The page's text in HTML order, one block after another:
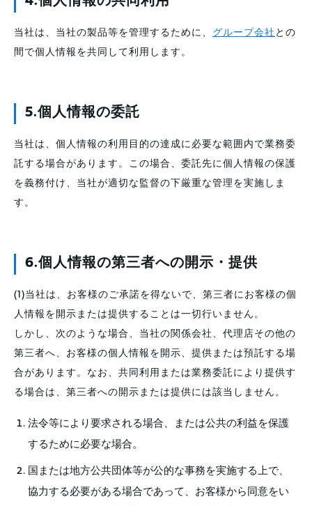
当社は、当社の製品等を管理するために、 グループ会社 との
間で個人情報を共同して利用します。
5.個人情報の委託
当社は、個人情報の利用目的の達成に必要な範囲内で業務委
託する場合があります。この場合、委託先に個人情報の保護
を義務付け、当社が適切な監督の下厳重な管理を実施しま
す。
6.個人情報の第三者への開示・提供
(1)当社は、お客様のご承諾を得ないで、第三者にお客様の個
人情報を開示または提供することは一切行いません。
しかし、次のような場合、当社の関係会社、代理店その他の
第三者へ、お客様の個人情報を開示、提供または預託する場
合があります。なお、共同利用または業務委託により提供す
る場合は、第三者への開示または提供には該当しません。
法令等により要求される場合、または公共の利益を保護
するために必要な場合。
国または地方公共団体等が公的な事務を実施する上で、
協力する必要がある場合であって、お客様から同意をい